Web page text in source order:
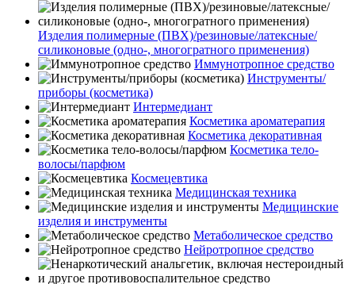
Изделия полимерные (ПВХ)/резиновые/латексные/
силиконовые (одно-, многогратного применения)
Иммунотропное средство
Инструменты/
приборы (косметика)
Интермедиант
Косметика ароматерапия
Косметика декоративная
Косметика тело-
волосы/парфюм
Космецевтика
Медицинская техника
Медицинские
изделия и инструменты
Метаболическое средство
Нейротропное средство